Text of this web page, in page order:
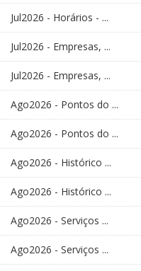
Jul2026 - Horários - ...
Jul2026 - Empresas, ...
Jul2026 - Empresas, ...
Ago2026 - Pontos do ...
Ago2026 - Pontos do ...
Ago2026 - Histórico ...
Ago2026 - Histórico ...
Ago2026 - Serviços ...
Ago2026 - Serviços ...